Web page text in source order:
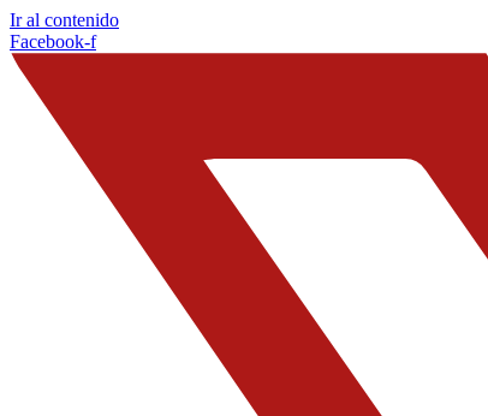
Ir al contenido
Facebook-f